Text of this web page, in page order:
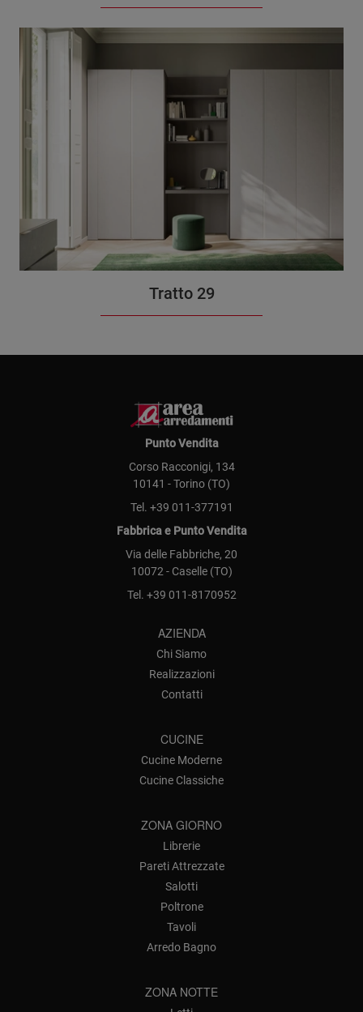
Tratto 29
Punto Vendita
Corso Racconigi, 134
10141 - Torino (TO)
Tel. +39 011-377191
Fabbrica e Punto Vendita
Via delle Fabbriche, 20
10072 - Caselle (TO)
Tel. +39 011-8170952
AZIENDA
Chi Siamo
Realizzazioni
Contatti
CUCINE
Cucine Moderne
Cucine Classiche
ZONA GIORNO
Librerie
Pareti Attrezzate
Salotti
Poltrone
Tavoli
Arredo Bagno
ZONA NOTTE